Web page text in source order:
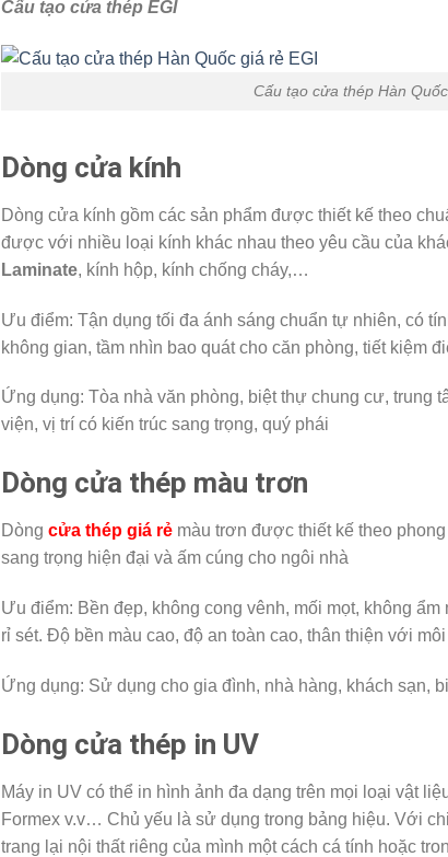
Cấu tạo cửa thép EGI
Cấu tạo cửa thép Hàn
Dòng cửa kính
Dòng cửa kính gồm các sản phẩm được thiết kế theo
được với nhiều loại kính khác nhau theo yêu cầu của
Laminate, kính hộp, kính chống cháy,…
Ưu điểm: Tận dụng tối đa ánh sáng chuẩn tự nhiên, có
không gian, tầm nhìn bao quát cho căn phòng, tiết kiệm
Ứng dụng: Tòa nhà văn phòng, biệt thự chung cư, trung
viện, vị trí có kiến trúc sang trọng, quý phái
Dòng cửa thép màu trơn
Dòng cửa thép giá rẻmàu trơn được thiết kế theo
sang trọng hiện đại và ấm cúng cho ngôi nhà
Ưu điểm: Bền đẹp, không cong vênh, mối mọt, không
rỉ sét. Độ bền màu cao, độ an toàn cao, thân thiện với
Ứng dụng: Sử dụng cho gia đình, nhà hàng, khách sạn,
Dòng cửa thép in UV
Máy in UV có thể in hình ảnh đa dạng trên mọi loại vật
Formex v.v… Chủ yếu là sử dụng trong bảng hiệu. Với
trang lại nội thất riêng của mình một cách cá tính hoặc